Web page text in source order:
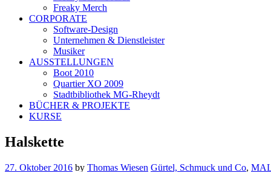
Freaky Merch
CORPORATE
Software-Design
Unternehmen & Dienstleister
Musiker
AUSSTELLUNGEN
Boot 2010
Quartier XO 2009
Stadtbibliothek MG-Rheydt
BÜCHER & PROJEKTE
KURSE
Halskette
27. Oktober 2016 by Thomas Wiesen Gürtel, Schmuck und Co,